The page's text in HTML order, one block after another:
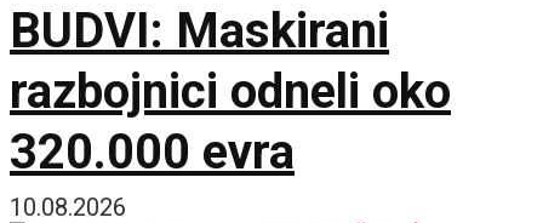
BUDVI: Maskirani
razbojnici odneli oko
320.000 evra
10.08.2026